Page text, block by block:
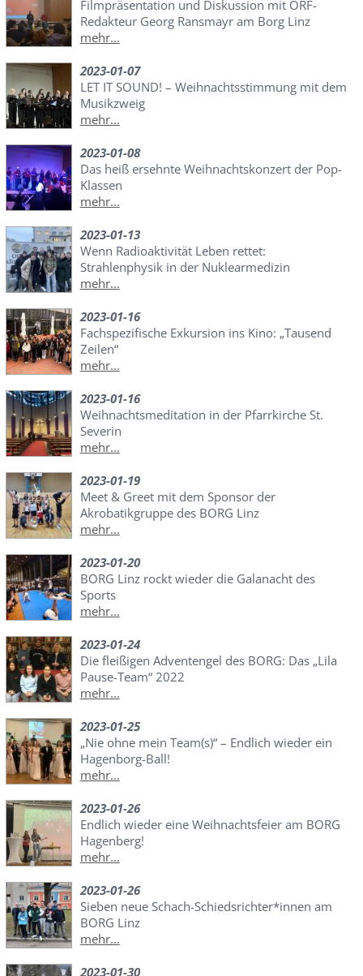
Filmpräsentation und Diskussion mit ORF-
Redakteur Georg Ransmayr am Borg Linz
mehr...
2023-01-07
LET IT SOUND! – Weihnachtsstimmung mit dem
Musikzweig
mehr...
2023-01-08
Das heiß ersehnte Weihnachtskonzert der Pop-
Klassen
mehr...
2023-01-13
Wenn Radioaktivität Leben rettet:
Strahlenphysik in der Nuklearmedizin
mehr...
2023-01-16
Fachspezifische Exkursion ins Kino: „Tausend
Zeilen“
mehr...
2023-01-16
Weihnachtsmeditation in der Pfarrkirche St.
Severin
mehr...
2023-01-19
Meet & Greet mit dem Sponsor der
Akrobatikgruppe des BORG Linz
mehr...
2023-01-20
BORG Linz rockt wieder die Galanacht des
Sports
mehr...
2023-01-24
Die fleißigen Adventengel des BORG: Das „Lila
Pause-Team“ 2022
mehr...
2023-01-25
„Nie ohne mein Team(s)“ – Endlich wieder ein
Hagenborg-Ball!
mehr...
2023-01-26
Endlich wieder eine Weihnachtsfeier am BORG
Hagenberg!
mehr...
2023-01-26
Sieben neue Schach-Schiedsrichter*innen am
BORG Linz
mehr...
2023-01-30